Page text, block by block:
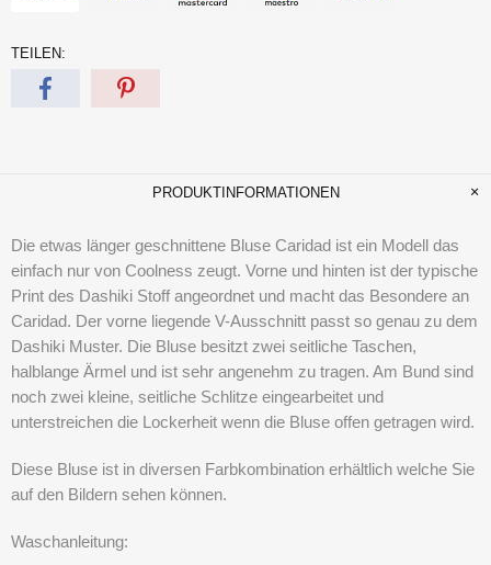
TEILEN:
PRODUKTINFORMATIONEN
Die etwas länger geschnittene Bluse Caridad ist ein Modell das
einfach nur von Coolness zeugt. Vorne und hinten ist der typische
Print des Dashiki Stoff angeordnet und macht das Besondere an
Caridad. Der vorne liegende V-Ausschnitt passt so genau zu dem
Dashiki Muster. Die Bluse besitzt zwei seitliche Taschen,
halblange Ärmel und ist sehr angenehm zu tragen. Am Bund sind
noch zwei kleine, seitliche Schlitze eingearbeitet und
unterstreichen die Lockerheit wenn die Bluse offen getragen wird.
Diese Bluse ist in diversen Farbkombination erhältlich welche Sie
auf den Bildern sehen können.
Waschanleitung: